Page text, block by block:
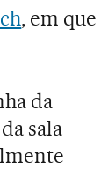
, em que
da
sala